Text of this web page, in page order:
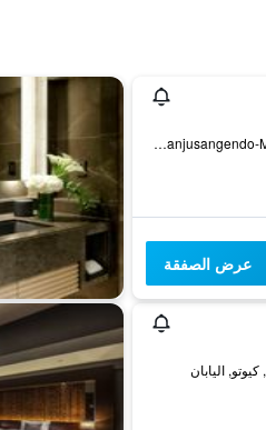
644-2 Sanjusangendo-Mawari, Higashiyama-ku, كيوتو, اليابان
عرض الصفقة